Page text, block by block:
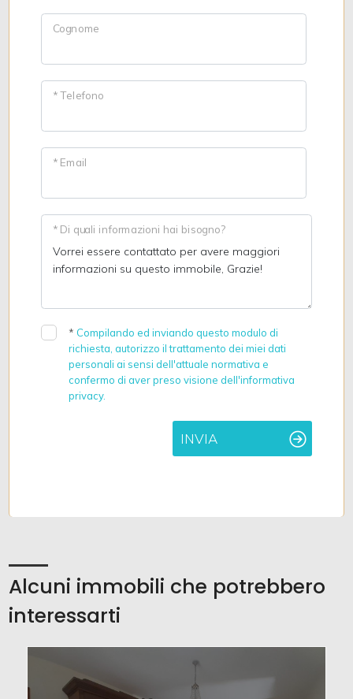
Cognome
* Telefono
* Email
* Di quali informazioni hai bisogno?
* Compilando ed inviando questo modulo di
richiesta, autorizzo il trattamento dei miei dati
personali ai sensi dell'attuale normativa e
confermo di aver preso visione dell'informativa
privacy.
INVIA
Alcuni immobili che potrebbero
interessarti